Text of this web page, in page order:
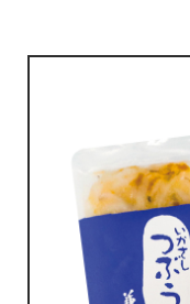
カスタマーハラスメ